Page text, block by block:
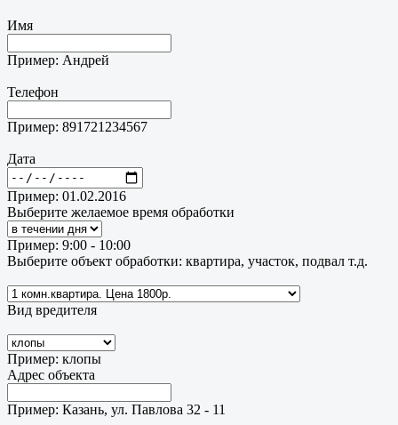
Имя
Пример: Андрей
Телефон
Пример: 891721234567
Дата
Пример: 01.02.2016
Выберите желаемое время обработки
Пример: 9:00 - 10:00
Выберите объект обработки: квартира, участок, подвал т.д.
Вид вредителя
Пример: клопы
Адрес объекта
Пример: Казань, ул. Павлова 32 - 11